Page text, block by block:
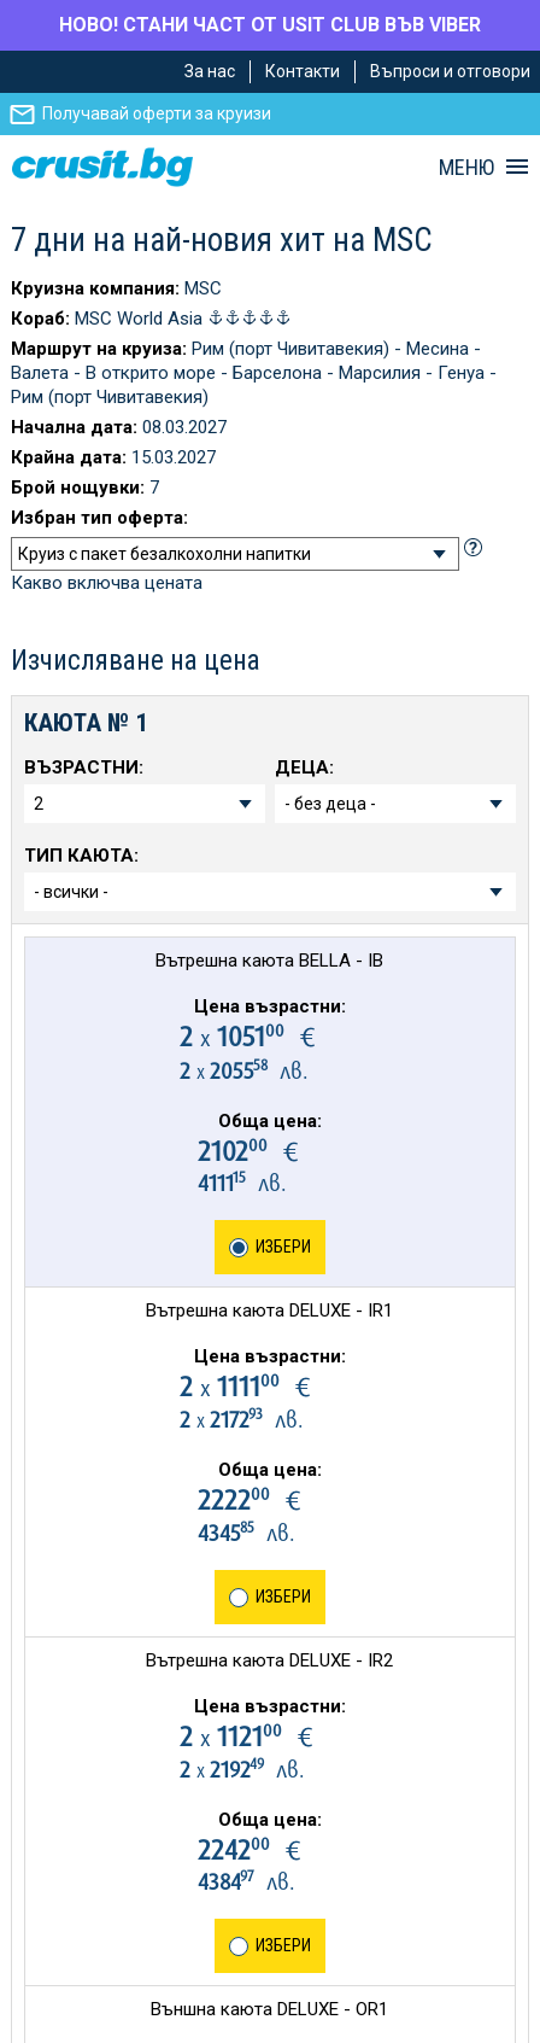
НОВО! СТАНИ ЧАСТ ОТ USIT CLUB ВЪВ VIBER
главното
съдържание
Навигацията
За нас Контакти Въпроси и отговори
Получавай оферти за круизи
МЕНЮ
7 дни на най-новия хит на MSC
Круизна компания: MSC
Кораб: MSC World Asia
Маршрут на круиза: Рим (порт Чивитавекия) - Месина -
Валета - В открито море - Барселона - Марсилия - Генуа -
Рим (порт Чивитавекия)
Начална дата: 08.03.2027
Крайна дата: 15.03.2027
Брой нощувки: 7
Избран тип оферта:
Какво включва цената
Изчисляване на цена
КАЮТА № 1
ВЪЗРАСТНИ: ДЕЦА:
ТИП КАЮТА:
Вътрешна каюта BELLA - IB
Цена възрастни:
2 х 105100€
2 х 205558лв.
Обща цена:
210200€
411115лв.
ИЗБЕРИ
Вътрешна каюта DELUXE - IR1
Цена възрастни:
2 х 111100€
2 х 217293лв.
Обща цена:
222200€
434585лв.
ИЗБЕРИ
Вътрешна каюта DELUXE - IR2
Цена възрастни:
2 х 112100€
2 х 219249лв.
Обща цена:
224200€
438497лв.
ИЗБЕРИ
Външна каюта DELUXE - OR1